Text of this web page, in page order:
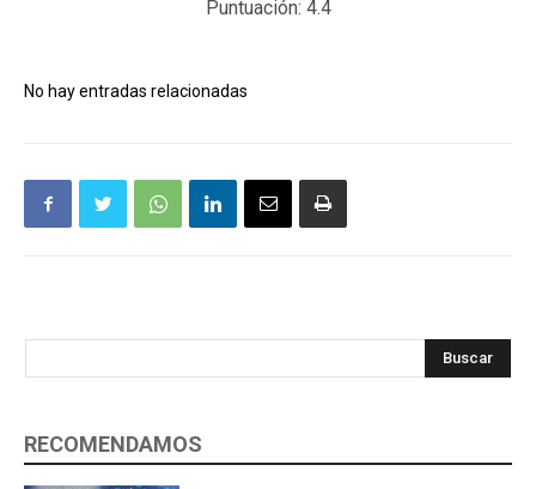
Puntuación: 4.4
No hay entradas relacionadas
Buscar
RECOMENDAMOS